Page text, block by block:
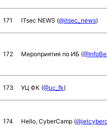
171 ITsec NEWS (@itsec_news)
172 Мероприятия по ИБ (
173 УЦ ФК (@uc_fk)
174 Hello, CyberCamp (